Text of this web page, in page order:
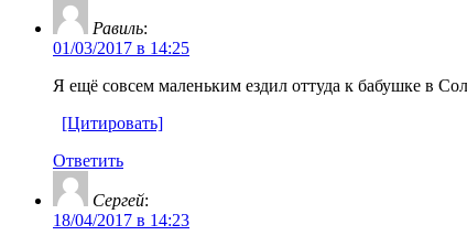
Равиль:
01/03/2017 в 14:25
Я ещё совсем маленьким ездил оттуда к бабушке в
[Цитировать]
Ответить
Сергей:
18/04/2017 в 14:23